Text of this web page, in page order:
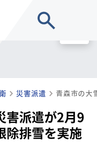
災害派遣
害派遣が2月9
排雪を実施